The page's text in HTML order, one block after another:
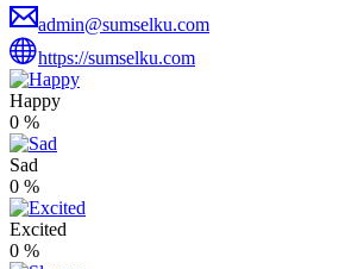
admin@sumselku.com
https://sumselku.com
Happy
0 %
Sad
0 %
Excited
0 %